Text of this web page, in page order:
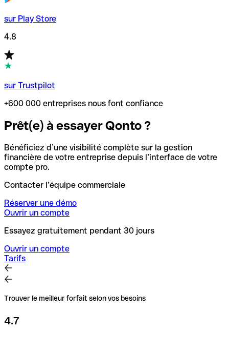
sur Play Store
4.8
sur Trustpilot
+600 000 entreprises nous font confiance
Prêt(e) à essayer Qonto ?
Bénéficiez d’une visibilité complète sur la gestion
financière de votre entreprise depuis l’interface de votre
compte pro.
Contacter l’équipe commerciale
Réserver une démo
Ouvrir un compte
Essayez gratuitement pendant 30 jours
Ouvrir un compte
Tarifs
Trouver le meilleur forfait selon vos besoins
4.7